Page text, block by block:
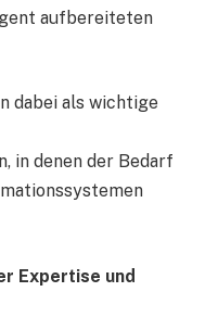
aufbereiteten
dabei als wichtige
in denen der Bedarf
Expertise und